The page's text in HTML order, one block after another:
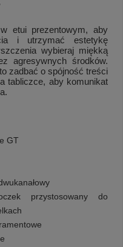
etui prezentowym, aby
i utrzymać estetykę
wybieraj miękką
agresywnych środków.
zadbać o spójność treści
tabliczce, aby komunikat
GT
przystosowany do